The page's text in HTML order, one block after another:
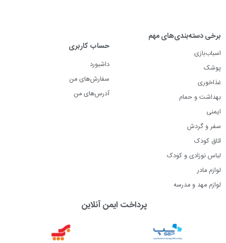
برخی دسته‌بندی‌های مهم
اسباب‌بازی
پوشک
غذاخوری
بهداشت و حمام
ایمنی
سفر و گردش
اتاق کودک
لباس نوزادی و کودک
لوازم مادر
لوازم مهد و مدرسه
حساب کاربری
داشبورد
سفارش‌های من
آدرس‌های من
پرداخت ایمن آنلاین